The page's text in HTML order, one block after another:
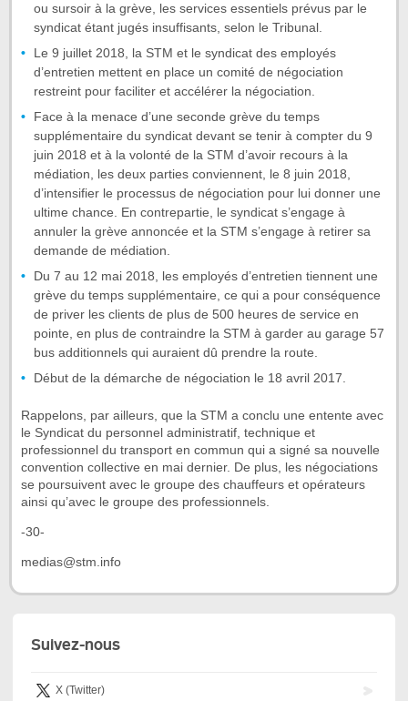
ou sursoir à la grève, les services essentiels prévus par le
syndicat étant jugés insuffisants, selon le Tribunal.
Le 9 juillet 2018, la STM et le syndicat des employés
d’entretien mettent en place un comité de négociation
restreint pour faciliter et accélérer la négociation.
Face à la menace d’une seconde grève du temps
supplémentaire du syndicat devant se tenir à compter du 9
juin 2018 et à la volonté de la STM d’avoir recours à la
médiation, les deux parties conviennent, le 8 juin 2018,
d’intensifier le processus de négociation pour lui donner une
ultime chance. En contrepartie, le syndicat s’engage à
annuler la grève annoncée et la STM s’engage à retirer sa
demande de médiation.
Du 7 au 12 mai 2018, les employés d’entretien tiennent une
grève du temps supplémentaire, ce qui a pour conséquence
de priver les clients de plus de 500 heures de service en
pointe, en plus de contraindre la STM à garder au garage 57
bus additionnels qui auraient dû prendre la route.
Début de la démarche de négociation le 18 avril 2017.
Rappelons, par ailleurs, que la STM a conclu une entente avec
le Syndicat du personnel administratif, technique et
professionnel du transport en commun qui a signé sa nouvelle
convention collective en mai dernier. De plus, les négociations
se poursuivent avec le groupe des chauffeurs et opérateurs
ainsi qu’avec le groupe des professionnels.
-30-
medias@stm.info
Suivez-nous
X (Twitter)